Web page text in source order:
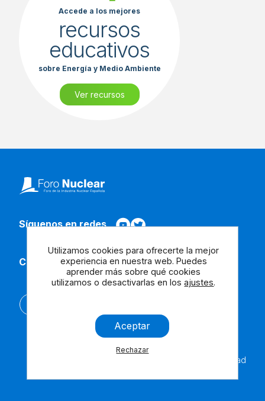
Accede a los mejores
recursos
educativos
sobre Energía y Medio Ambiente
Ver recursos
Síguenos en redes
Contacta con nosotros
Accesibilidad
Utilizamos cookies para ofrecerte la mejor
experiencia en nuestra web. Puedes
aprender más sobre qué cookies
utilizamos o desactivarlas en losajustes.
Aceptar
Rechazar